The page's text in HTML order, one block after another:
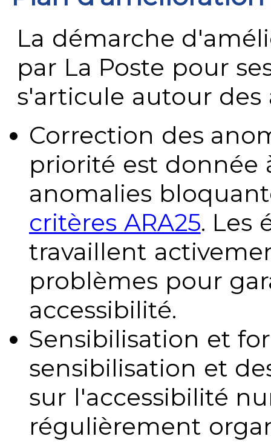
La démarche
par La Poste pour
s'articule autour des
Correction des
priorité est donnée
anomalies
critères ARA25. Les
travaillent
problèmes pour
accessibilité.
Sensibilisation et
sensibilisation et
sur l'accessibilité
régulièrement